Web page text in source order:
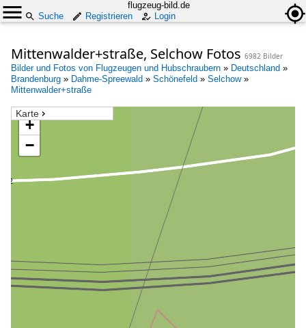
flugzeug-bild.de
Suche
Registrieren Login
Mittenwalder+straße, Selchow Fotos 6982 Bilder
Bilder und Fotos von Flugzeugen und Hubschraubern » Deutschland »
Brandenburg » Dahme-Spreewald » Schönefeld » Selchow»
Mittenwalder+straße
Karte
+
−